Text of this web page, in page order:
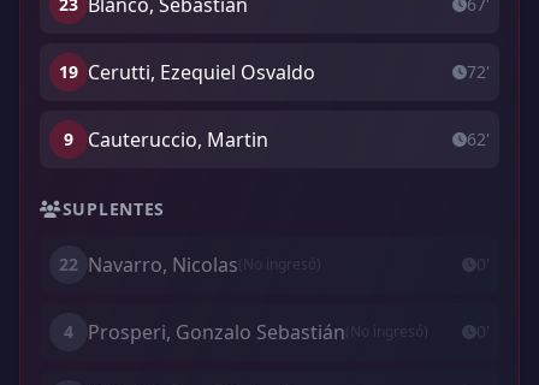
19 Cerutti, Ezequiel Osvaldo 72'
9 Cauteruccio, Martin 62'
SUPLENTES
22 Navarro, Nicolas(No ingresó) 0'
4 Prosperi, Gonzalo Sebastián(No ingresó) 0'